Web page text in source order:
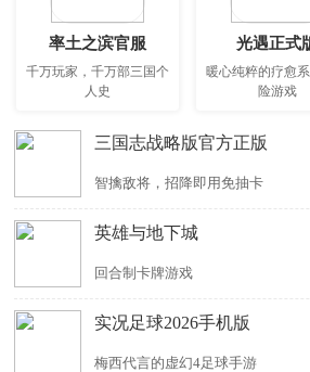
率土之滨官服
千万玩家，千万部三国个
人史
光遇正式
暖心纯粹的疗愈
险游戏
三国志战略版官方正版
智擒敌将，招降即用免抽卡
英雄与地下城
回合制卡牌游戏
实况足球2026手机版
梅西代言的虚幻4足球手游